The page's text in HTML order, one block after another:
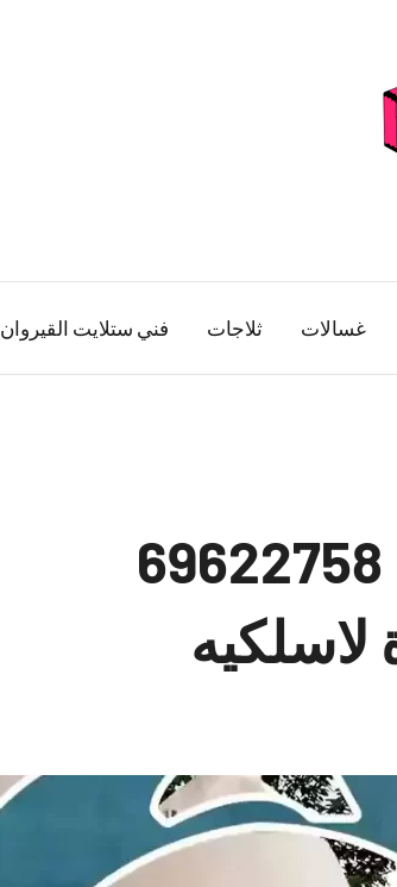
غسالات ثلاجات فني ستلايت القيروان
تركيب كاميرات مراقبة الفنطاس 69622758
لاسلكيه